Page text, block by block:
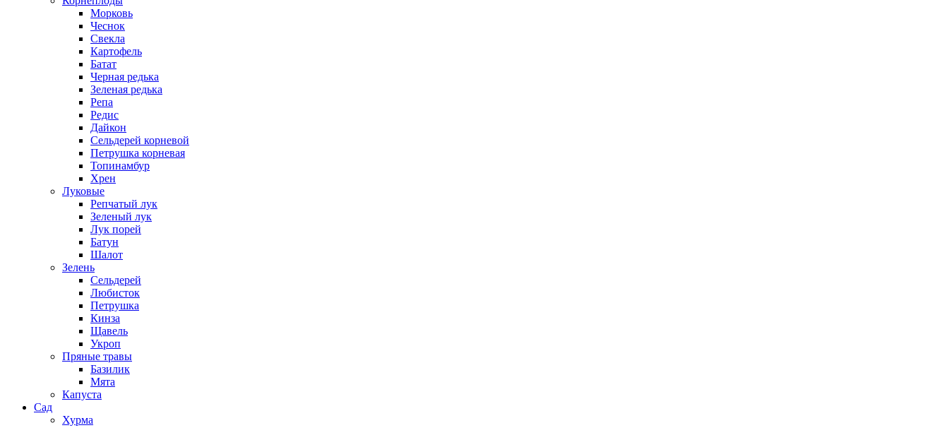
Морковь
Чеснок
Свекла
Картофель
Батат
Черная редька
Зеленая редька
Репа
Редис
Дайкон
Сельдерей корневой
Петрушка корневая
Топинамбур
Хрен
Луковые
Репчатый лук
Зеленый лук
Лук порей
Батун
Шалот
Зелень
Сельдерей
Любисток
Петрушка
Кинза
Щавель
Укроп
Пряные травы
Базилик
Мята
Капуста
Сад
Хурма